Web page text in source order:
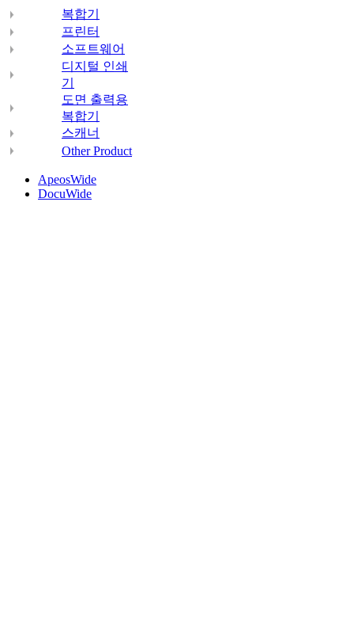
복합기
프린터
소프트웨어
디지털 인쇄
기
도면 출력용
복합기
스캐너
Other Product
ApeosWide
DocuWide